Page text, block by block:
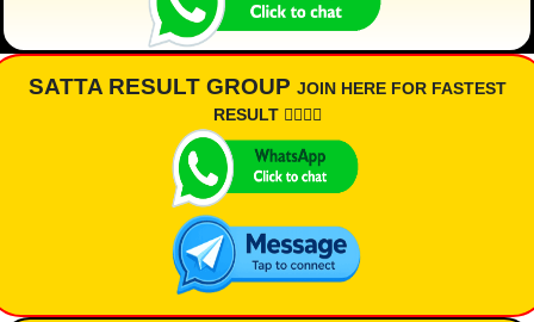
SATTA RESULT GROUP JOIN HERE FOR FASTEST
RESULT 👇🏾👇🏾